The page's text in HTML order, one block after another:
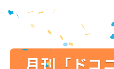
月刊「ドコ